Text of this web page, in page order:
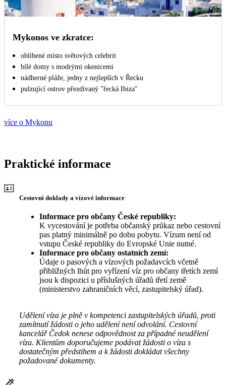
Mykonos ve zkratce:
oblíbené místo světových celebrit
bílé domy s modrými okenicemi
nádherné pláže, jedny z nejlepších v Řecku
pulzující ostrov přezdívaný "řecká Ibiza"
více o Mykonu
Praktické informace
Cestovní doklady a vízové informace
Informace pro občany České republiky:
K vycestování je potřeba občanský průkaz nebo cestovní
pas platný minimálně po dobu pobytu. Vízum není od
vstupu České republiky do Evropské Unie nutné.
Informace pro občany ostatních zemí:
Údaje o pasových a vízových požadavcích včetně
přibližných lhůt pro vyřízení víz pro občany třetích zemí
jsou k dispozici u příslušných úřadů třetí země
(ministerstvo zahraničních věcí, zastupitelský úřad).
Udělení víza je plně v kompetenci zastupitelských úřadů, proti
zamítnutí žádosti o jeho udělení není odvolání. Cestovní
kancelář Čedok nenese odpovědnost za případné neudělení
víza. Klientům doporučujeme podávat žádosti o víza s
dostatečným předstihem a k žádosti dokládat všechny
požadované dokumenty.